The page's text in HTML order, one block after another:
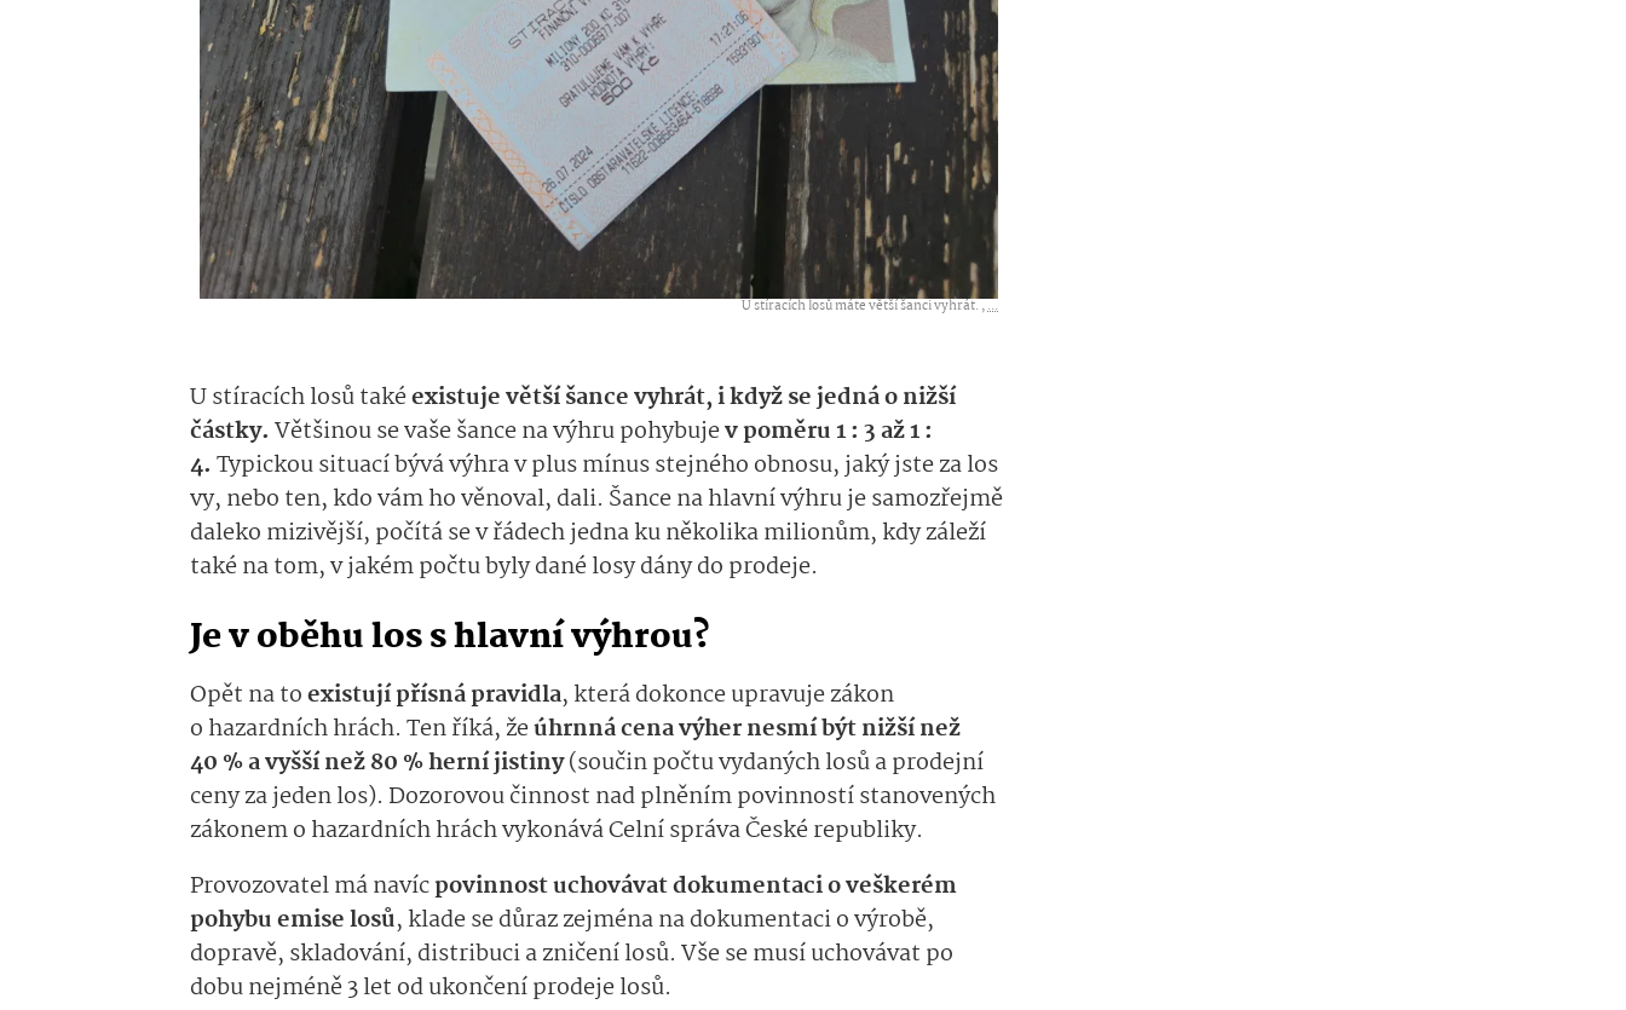
U stíracích losů máte větší šanci vyhrát. ,...
U stíracích losů takéexistuje větší šance vyhrát, i když se jedná o nižší
částky. Většinou se vaše šance na výhru pohybujev poměru 1 : 3 až 1 :
4. Typickou situací bývá výhra v plus mínus stejného obnosu, jaký jste za los
vy, nebo ten, kdo vám ho věnoval, dali. Šance na hlavní výhru je samozřejmě
daleko mizivější, počítá se v řádech jedna ku několika milionům, kdy záleží
také na tom, v jakém počtu byly dané losy dány do prodeje.
Je v oběhu los s hlavní výhrou?
Opět na toexistují přísná pravidla, která dokonce upravuje zákon
o hazardních hrách. Ten říká, žeúhrnná cena výher nesmí být nižší než
40 % a vyšší než 80 % herní jistiny(součin počtu vydaných losů a prodejní
ceny za jeden los). Dozorovou činnost nad plněním povinností stanovených
zákonem o hazardních hrách vykonává Celní správa České republiky.
Provozovatel má navícpovinnost uchovávat dokumentaci o veškerém
pohybu emise losů, klade se důraz zejména na dokumentaci o výrobě,
dopravě, skladování, distribuci a zničení losů. Vše se musí uchovávat po
dobu nejméně 3 let od ukončení prodeje losů.